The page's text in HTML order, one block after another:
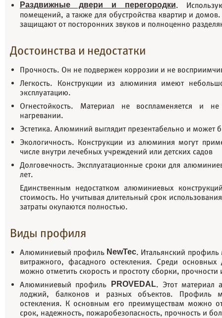
Раздвижные двери и перегородки.
помещений, а также для обустройства квартир и
защищают от посторонних звуков и полноценно
Достоинства и недостатки
Прочность. Он не подвержен коррозии и не
Легкость. Конструкции из алюминия имеют
эксплуатацию.
Огнестойкость. Материал не воспламеняется и
нагревании.
Эстетика. Алюминий выглядит презентабельно и может
Экологичность. Конструкции из алюминия могут
числе внутри лечебных учреждений или детских садов
Долговечность. Эксплуатационные сроки для
лет.
Единственным недостатком алюминиевых
стоимость. Но учитывая длительный срок
затраты окупаются полностью.
Виды профиля
Алюминиевый профиль NewTec. Итальянский профиль
витражного, фасадного остекления. Среди основных
можно отметить скорость и простоту сборки,
Алюминиевый профиль
PROVEDAL. Этот материал
лоджий, балконов и разных объектов. Профиль
остекления. К основным его преимуществам можно
срок, надежность, пожаробезопасность, прочность и